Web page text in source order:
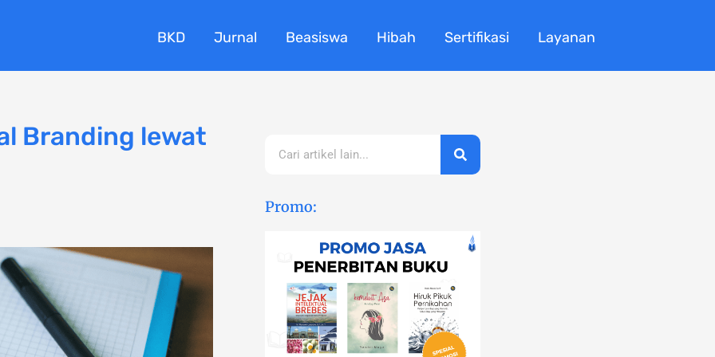
BKD Jurnal Beasiswa Hibah Sertifikasi Layanan
Branding lewat
Promo: